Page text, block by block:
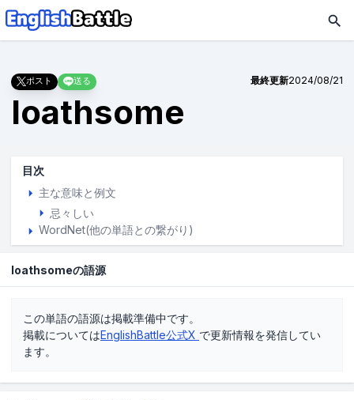
ポスト 送る 最終更新2024/08/21
loathsome
目次
主な意味と例文
忌々しい
WordNet(他の単語との繋がり)
loathsomeの語源
この単語の語源は掲載準備中です。
掲載についてはEnglishBattle公式X で更新情報を発信してい
ます。